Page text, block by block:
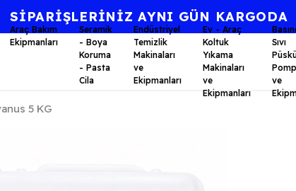
⭐KALİTE BİR AHLAK FELSEFESİDİR.⭐
Araç Bakım
Ekipmanları
Seramik
- Boya
Koruma
- Pasta
Cila
Endüstriyel
Temizlik
Makinaları
ve
Ekipmanları
Ev - Araç
Koltuk
Yıkama
Makinaları
ve
Ekipmanları
Sıvı
ve
5 KG